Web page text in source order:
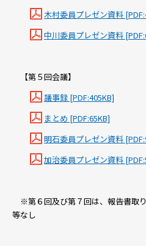
木村委員プレゼン資料
中川委員プレゼン資料
【第５回会議】
議事録 [PDF:405KB]
まとめ [PDF:65KB]
明石委員プレゼン資料
加治委員プレゼン資料
※第６回及び第７回は、報告書取
等なし